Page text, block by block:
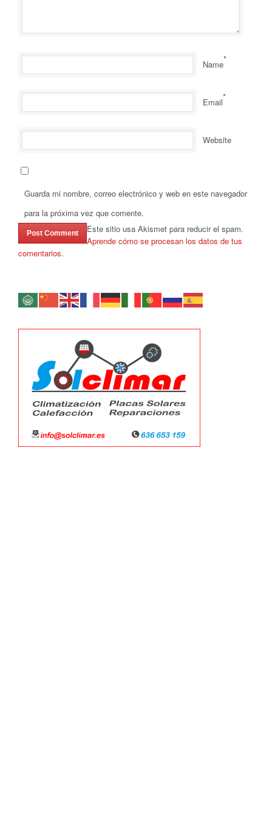
Name*
Email*
Website
Guarda mi nombre, correo electrónico y web en este navegador
para la próxima vez que comente.
Este sitio usa Akismet para reducir el spam.
Aprende cómo se procesan los datos de tus
comentarios.